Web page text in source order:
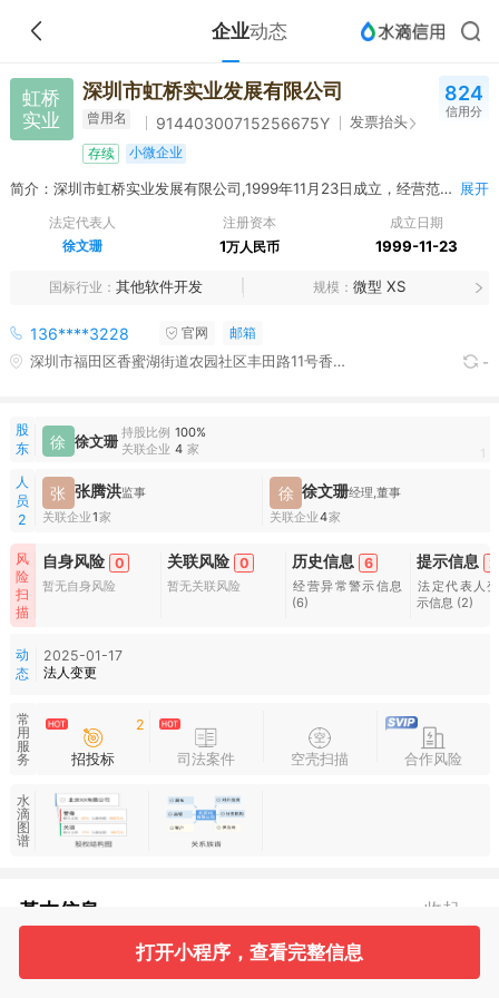
企业动态
虹桥
实业
深圳市虹桥实业发展有限公司
曾用名 91440300715256675Y 发票抬头
存续 小微企业
824
信用分
简介：深圳市虹桥实业发展有限公司,1999年11月23日成立，经营范围包括五金交电产品、金属材料、仪器仪表、机电产品、工程机械、通信器材、建筑材料、纺织品、初级农产品、消防器材、电子设备、化工产品（不含危险品）、电子元器件、矿产品（不含煤炭等限制项目）、工艺美术品、纸张、体育用品及器材、教学仪器、实验室设备、办公用品、家私、日用百货、乐器、监控设备的销售，国内贸易（不含专营、专控、专卖商品）；计算机设备及软件的技术开发；机械设备上门维修；从事货物、技术进出口业务（不含分销、国家专营专控商品）；文化活动策划；物业服务（凭资质证书经营）；建筑工程、室内外装饰（凭资质证书经营）。^ 展开
法定代表人
徐文珊
注册资本
1万人民币
成立日期
1999-11-23
国标行业 其他软件开发 规模 微型 XS
136****3228 官网 邮箱
深圳市福田区香蜜湖街道农园社区丰田路11号香荔花园9栋一单元702 -
股
东
徐 徐文珊 持股比例 100%
关联企业 4 家 1
人
员
2
张 张腾洪监事
关联企业1家
徐 徐文珊经理,董事
关联企业4家
风
险
扫
描
自身风险 0
暂无自身风险
关联风险 0
暂无关联风险
历史信息 6
经营异常警示信息
(6)
提示信息
法定代表人
示信息 (2)
动
态
2025-01-17
法人变更
常
用
服
务
2
招投标 司法案件 空壳扫描 合作风险
水
滴
图
谱
基本信息 收起
1 2
打开小程序，查看完整信息